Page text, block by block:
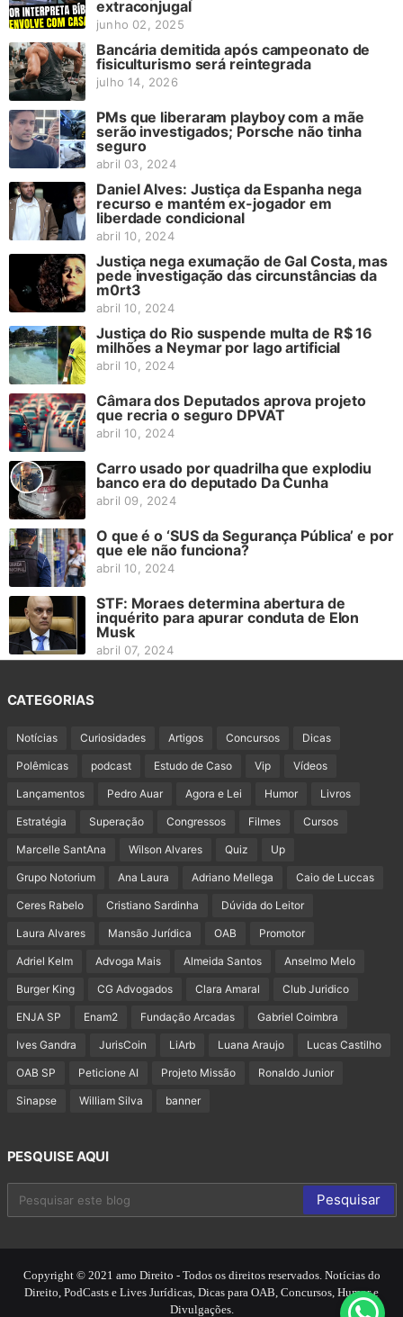
extraconjugal
junho 02, 2025
Bancária demitida após campeonato de
fisiculturismo será reintegrada
julho 14, 2026
PMs que liberaram playboy com a mãe
serão investigados; Porsche não tinha
seguro
abril 03, 2024
Daniel Alves: Justiça da Espanha nega
recurso e mantém ex-jogador em
liberdade condicional
abril 10, 2024
Justiça nega exumação de Gal Costa, mas
pede investigação das circunstâncias da
m0rt3
abril 10, 2024
Justiça do Rio suspende multa de R$ 16
milhões a Neymar por lago artificial
abril 10, 2024
Câmara dos Deputados aprova projeto
que recria o seguro DPVAT
abril 10, 2024
Carro usado por quadrilha que explodiu
banco era do deputado Da Cunha
abril 09, 2024
O que é o ‘SUS da Segurança Pública’ e por
que ele não funciona?
abril 10, 2024
STF: Moraes determina abertura de
inquérito para apurar conduta de Elon
Musk
abril 07, 2024
CATEGORIAS
Notícias Curiosidades Artigos Concursos Dicas
Polêmicas podcast Estudo de Caso Vip Vídeos
Lançamentos Pedro Auar Agora e Lei Humor Livros
Estratégia Superação Congressos Filmes Cursos
Marcelle SantAna Wilson Alvares Quiz Up
Grupo Notorium Ana Laura Adriano Mellega Caio de Luccas
Ceres Rabelo Cristiano Sardinha Dúvida do Leitor
Laura Alvares Mansão Jurídica OAB Promotor
Adriel Kelm Advoga Mais Almeida Santos Anselmo Melo
Burger King CG Advogados Clara Amaral Club Juridico
ENJA SP Enam2 Fundação Arcadas Gabriel Coimbra
Ives Gandra JurisCoin LiArb Luana Araujo Lucas Castilho
OAB SP Peticione AI Projeto Missão Ronaldo Junior
Sinapse William Silva banner
PESQUISE AQUI
Copyright © 2021 amo Direito - Todos os direitos reservados. Notícias do
Direito, PodCasts e Lives Jurídicas, Dicas para OAB, Concursos, Humor e
Divulgações.